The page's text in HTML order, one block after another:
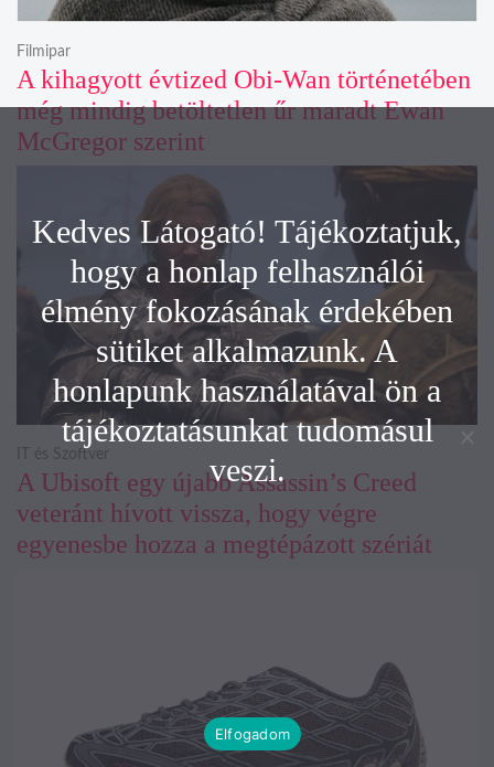
A kihagyott évtized Obi-Wan történetében
még mindig betöltetlen űr maradt Ewan
McGregor szerint
Filmipar
A Ubisoft egy újabb Assassin’s Creed
veteránt hívott vissza, hogy végre
egyenesbe hozza a megtépázott szériát
IT és Szoftver
Kedves Látogató! Tájékoztatjuk,
hogy a honlap felhasználói
élmény fokozásának érdekében
sütiket alkalmazunk. A
honlapunk használatával ön a
tájékoztatásunkat tudomásul
veszi.
Elfogadom